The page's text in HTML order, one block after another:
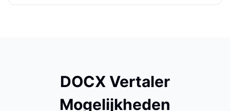
DOCX Vertaler
Mogelijkheden